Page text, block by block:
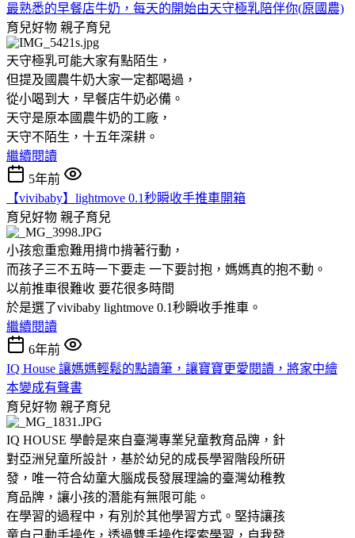
最熟悉的早餐店牛奶，每天的開始由天守極乳陪伴你(原國農)
育兒好物 親子育兒
天守極乳可能大家有點陌生，
但提及國農牛奶大家一定都喝過，
從小喝到大，早餐店牛奶必備。
天守是原本國農牛奶的工廠，
天守不陌生，十五年深耕。
繼續閱讀
5年前
【vivibaby】lightmove 0.1秒瞬收手推車開箱
育兒好物 親子育兒
小孩愈重愈難用揹巾揹著行動，
而孩子三不五時一下要走 一下要討抱，媽媽真的抱不動。
以前推車很難收 要花很多時間
於是選了vivibaby lightmove 0.1秒瞬收手推車。
繼續閱讀
6年前
IQ House 讓媽媽輕鬆的點讀筆，讓寶寶更愛閱讀，將家中繪
本變成有聲書
育兒好物 親子育兒
IQ HOUSE 學齡是來自臺灣專業兒童教育品牌，針
對亞洲兒童所設計，基於幼兒的成長學習階段所研
發，唯一符合幼童大腦成長發展理論的臺灣幼稚教
育品牌，讓小孩的潛能有無限可能。
在學習的過程中，有別於其他學習方式。堅持讓孩
童自己動手操作，透過雙手操作探索學習，自我發